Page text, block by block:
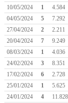
10/05/2024
1 4.584
04/05/2024
5 7.292
27/04/2024
2 2.211
20/04/2024
7 9.249
08/03/2024
1 4.036
24/02/2024
3 8.351
17/02/2024
6 2.728
25/01/2024
1 5.625
24/01/2024
4 11.828